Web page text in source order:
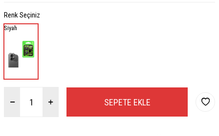
Renk Seçiniz
Siyah
SEPETE EKLE